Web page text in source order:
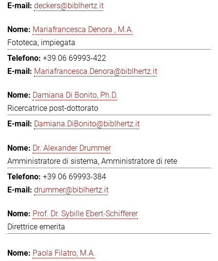
deckers@biblhertz.it
Mariafrancesca Denora , M.A.
Fototeca, impiegata
+39 06 69993-422
Mariafrancesca.Denora@biblhertz.it
Damiana Di Bonito, Ph.D.
Ricercatrice post-dottorato
Damiana.DiBonito@biblhertz.it
Dr. Alexander Drummer
Amministratore di sistema, Amministratore di rete
+39 06 69993-384
drummer@biblhertz.it
Prof. Dr. Sybille Ebert-Schifferer
Direttrice emerita
Paola Filatro, M.A.